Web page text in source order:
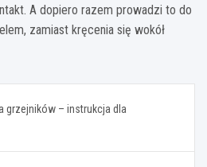
A dopiero razem prowadzi to do
zamiast kręcenia się wokół
grzejników – instrukcja dla